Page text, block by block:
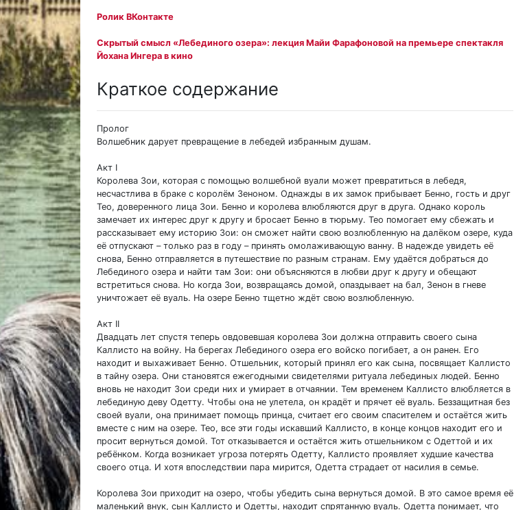
Ролик ВКонтакте
Скрытый смысл «Лебединого озера»: лекция Майи Фарафоновой на премьере спектакля
Йохана Ингера в кино
Краткое содержание
Пролог
Волшебник дарует превращение в лебедей избранным душам.
Акт I
Королева Зои, которая с помощью волшебной вуали может превратиться в лебедя,
несчастлива в браке с королём Зеноном. Однажды в их замок прибывает Бенно, гость и друг
Тео, доверенного лица Зои. Бенно и королева влюбляются друг в друга. Однако король
замечает их интерес друг к другу и бросает Бенно в тюрьму. Тео помогает ему сбежать и
рассказывает ему историю Зои: он сможет найти свою возлюбленную на далёком озере, куда
её отпускают – только раз в году – принять омолаживающую ванну. В надежде увидеть её
снова, Бенно отправляется в путешествие по разным странам. Ему удаётся добраться до
Лебединого озера и найти там Зои: они объясняются в любви друг к другу и обещают
встретиться снова. Но когда Зои, возвращаясь домой, опаздывает на бал, Зенон в гневе
уничтожает её вуаль. На озере Бенно тщетно ждёт свою возлюбленную.
Акт II
Двадцать лет спустя теперь овдовевшая королева Зои должна отправить своего сына
Каллисто на войну. На берегах Лебединого озера его войско погибает, а он ранен. Его
находит и выхаживает Бенно. Отшельник, который принял его как сына, посвящает Каллисто
в тайну озера. Они становятся ежегодными свидетелями ритуала лебединых людей. Бенно
вновь не находит Зои среди них и умирает в отчаянии. Тем временем Каллисто влюбляется в
лебединую деву Одетту. Чтобы она не улетела, он крадёт и прячет её вуаль. Беззащитная без
своей вуали, она принимает помощь принца, считает его своим спасителем и остаётся жить
вместе с ним на озере. Тео, все эти годы искавший Каллисто, в конце концов находит его и
просит вернуться домой. Тот отказывается и остаётся жить отшельником с Одеттой и их
ребёнком. Когда возникает угроза потерять Одетту, Каллисто проявляет худшие качества
своего отца. И хотя впоследствии пара мирится, Одетта страдает от насилия в семье.
Королева Зои приходит на озеро, чтобы убедить сына вернуться домой. В это самое время её
маленький внук, сын Каллисто и Одетты, находит спрятанную вуаль. Одетта понимает, что